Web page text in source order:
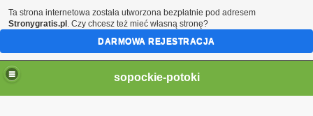
sopockie-potoki
Ta strona internetowa została utworzona bezpłatnie pod adresem
Stronygratis.pl . Czy chcesz też mieć własną stronę?
DARMOWA REJESTRACJA